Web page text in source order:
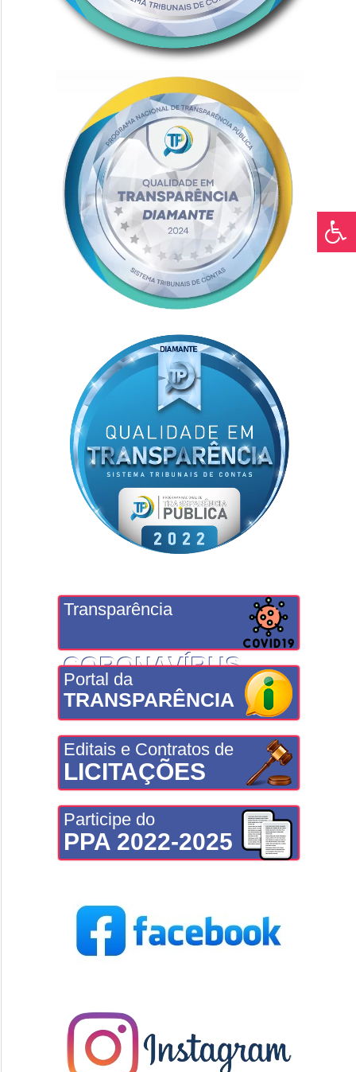
Transparência
CORONAVÍRUS
Portal da
TRANSPARÊNCIA
Editais e Contratos de
LICITAÇÕES
Participe do
PPA 2022-2025